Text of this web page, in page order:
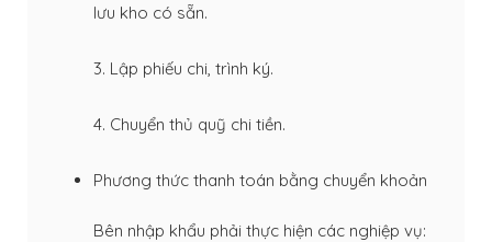
lưu kho có sẵn.
3. Lập phiếu chi, trình ký.
4. Chuyển thủ quỹ chi tiền.
Phương thức thanh toán bằng chuyển khoản
Bên nhập khẩu phải thực hiện các nghiệp vụ: